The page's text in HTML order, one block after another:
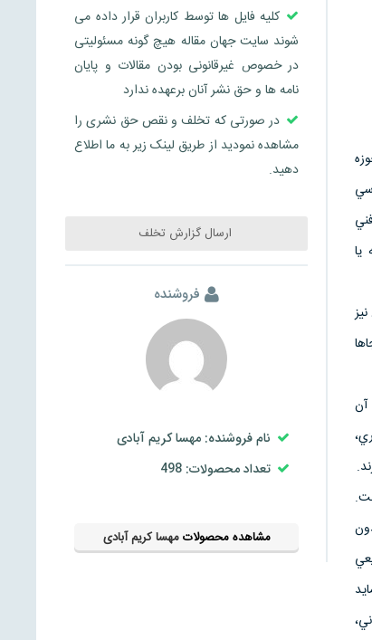
آن
کلیه فایل ها توسط کاربران قرار داده می
شوند سایت جهان مقاله هیچ گونه مسئولیتی
در خصوص غیرقانونی بودن مقالات و پایان
نامه ها و حق نشر آنان برعهده ندارد
در صورتی که تخلف و نقص حق نشری را
مشاهده نمودید از طریق لینک زیر به ما اطلاع
دهید.
ارسال گزارش تخلف
فروشنده
نام فروشنده: مهسا کریم آبادی
تعداد محصولات: 498
مشاهده محصولاتمهسا کریم آبادی